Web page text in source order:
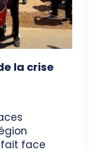
la crise
fait face